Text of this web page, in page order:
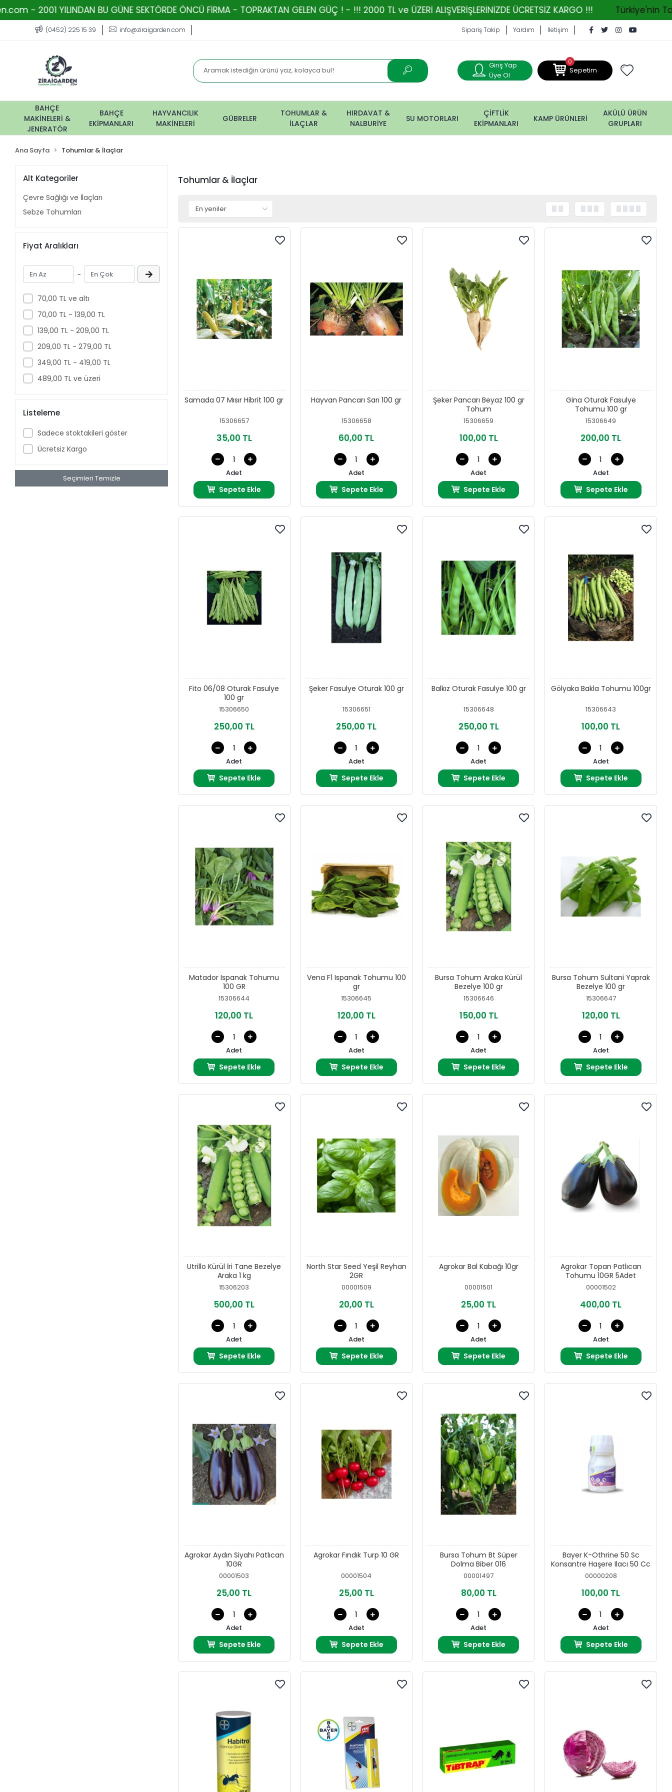
BU GÜNE SEKTÖRDE ÖNCÜ FİRMA - TOPRAKTAN GELEN GÜÇ ! - !!! 2000 TL ve ÜZERİ ALIŞVERİŞLERİNİZDE ÜCRETSİZ KARGO !!! Türkiye'nin Tarım
(0452) 225 15 39 info@ziraigarden.com Sipariş Takip Yardım İletişim
Giriş Yap
Üye Ol
0
Sepetim
BAHÇE
MAKİNELERİ &
JENERATÖR
BAHÇE
EKİPMANLARI
HAYVANCILIK
MAKİNELERİ
GÜBRELER
TOHUMLAR &
İLAÇLAR
HIRDAVAT &
NALBURİYE
SU MOTORLARI
ÇİFTLİK
EKİPMANLARI
KAMP ÜRÜNLERİ
AKÜLÜ ÜRÜN
GRUPLARI
Ana Sayfa Tohumlar & İlaçlar
Alt Kategoriler
Çevre Sağlığı ve İlaçları
Sebze Tohumları
Fiyat Aralıkları
-
70,00 TL ve altı
70,00 TL - 139,00 TL
139,00 TL - 209,00 TL
209,00 TL - 279,00 TL
349,00 TL - 419,00 TL
489,00 TL ve üzeri
Listeleme
Sadece stoktakileri göster
Ücretsiz Kargo
Seçimleri Temizle
Tohumlar & İlaçlar
Samada 07 Mısır Hibrit 100 gr
15306657
35,00 TL
Adet
Sepete Ekle
Hayvan Pancarı Sarı 100 gr
15306658
60,00 TL
Adet
Sepete Ekle
Şeker Pancarı Beyaz 100 gr
Tohum
15306659
100,00 TL
Adet
Sepete Ekle
Gina Oturak Fasulye
Tohumu 100 gr
15306649
200,00 TL
Adet
Sepete Ekle
Fito 06/08 Oturak Fasulye
100 gr
15306650
250,00 TL
Adet
Sepete Ekle
Şeker Fasulye Oturak 100 gr
15306651
250,00 TL
Adet
Sepete Ekle
Balkız Oturak Fasulye 100 gr
15306648
250,00 TL
Adet
Sepete Ekle
Gölyaka Bakla Tohumu 100gr
15306643
100,00 TL
Adet
Sepete Ekle
Matador Ispanak Tohumu
100 GR
15306644
120,00 TL
Adet
Sepete Ekle
Vena F1 Ispanak Tohumu 100
gr
15306645
120,00 TL
Adet
Sepete Ekle
Bursa Tohum Araka Kürül
Bezelye 100 gr
15306646
150,00 TL
Adet
Sepete Ekle
Bursa Tohum Sultani Yaprak
Bezelye 100 gr
15306647
120,00 TL
Adet
Sepete Ekle
Utrillo Kürül İri Tane Bezelye
Araka 1 kg
15306203
500,00 TL
Adet
Sepete Ekle
North Star Seed Yeşil Reyhan
2GR
00001509
20,00 TL
Adet
Sepete Ekle
Agrokar Bal Kabağı 10gr
00001501
25,00 TL
Adet
Sepete Ekle
Agrokar Topan Patlıcan
Tohumu 10GR 5Adet
00001502
400,00 TL
Adet
Sepete Ekle
Agrokar Aydın Siyahı Patlıcan
10GR
00001503
25,00 TL
Adet
Sepete Ekle
Agrokar Fındık Turp 10 GR
00001504
25,00 TL
Adet
Sepete Ekle
Bursa Tohum Bt Süper
Dolma Biber 016
00001497
80,00 TL
Adet
Sepete Ekle
Bayer K-Othrine 50 Sc
Konsantre Haşere Ilacı 50 Cc
00000208
100,00 TL
Adet
Sepete Ekle